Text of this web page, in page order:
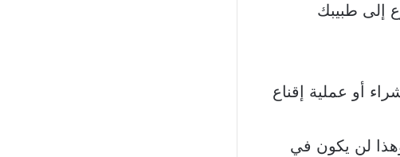
إلى طبيبك
أو عملية إقناع
لن يكون في